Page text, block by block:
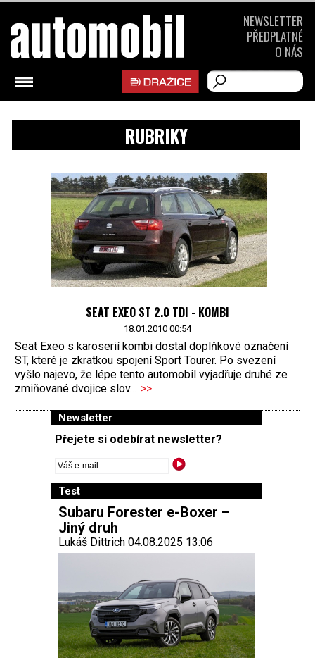
RUBRIKY
SEAT EXEO ST 2.0 TDI - KOMBI
18.01.2010 00:54
Seat Exeo s karoserií kombi dostal doplňkové označení
ST, které je zkratkou spojení Sport Tourer. Po svezení
vyšlo najevo, že lépe tento automobil vyjadřuje druhé ze
zmiňované dvojice slov… >>
Newsletter
Přejete si odebírat newsletter?
Test
Subaru Forester e-Boxer –
Jiný druh
Lukáš Dittrich 04.08.2025 13:06
NEWSLETTER
PŘEDPLATNÉ
O NÁS